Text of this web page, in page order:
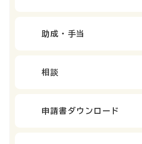
助成・手当
相談
申請書ダウンロード